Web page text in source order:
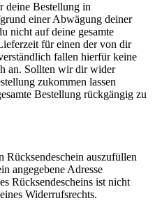
deine Bestellung in
einer Abwägung deiner
nicht auf deine gesamte
für einen der von dir
fallen hierfür keine
an. Sollten wir dir wider
zukommen lassen
Bestellung rückgängig zu
auszufüllen
angegebene Adresse
Rücksendescheins ist nicht
Widerrufsrechts.